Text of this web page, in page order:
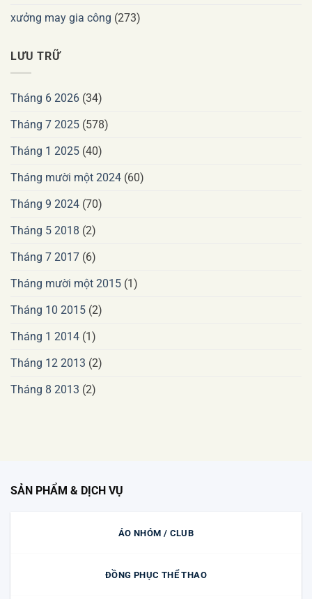
xưởng may gia công (273)
LƯU TRỮ
Tháng 6 2026 (34)
Tháng 7 2025 (578)
Tháng 1 2025 (40)
Tháng mười một 2024 (60)
Tháng 9 2024 (70)
Tháng 5 2018 (2)
Tháng 7 2017 (6)
Tháng mười một 2015 (1)
Tháng 10 2015 (2)
Tháng 1 2014 (1)
Tháng 12 2013 (2)
Tháng 8 2013 (2)
SẢN PHẨM & DỊCH VỤ
ÁO NHÓM / CLUB
ĐỒNG PHỤC THỂ THAO